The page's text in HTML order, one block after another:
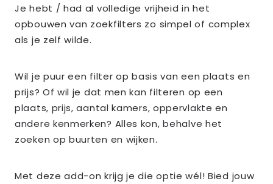
Je hebt / had al volledige vrijheid in het
opbouwen van zoekfilters zo simpel of complex
als je zelf wilde.
Wil je puur een filter op basis van een plaats en
prijs? Of wil je dat men kan filteren op een
plaats, prijs, aantal kamers, oppervlakte en
andere kenmerken? Alles kon, behalve het
zoeken op buurten en wijken.
Met deze add-on krijg je die optie wél! Bied jouw